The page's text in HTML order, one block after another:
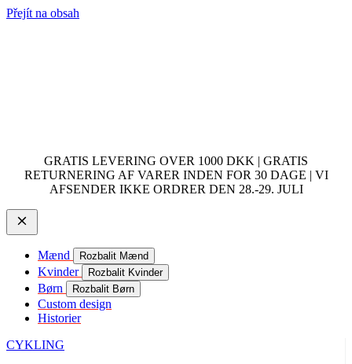
Přejít na obsah
GRATIS LEVERING OVER 1000 DKK | GRATIS
RETURNERING AF VARER INDEN FOR 30 DAGE | VI
AFSENDER IKKE ORDRER DEN 28.-29. JULI
Mænd Rozbalit Mænd
Kvinder Rozbalit Kvinder
Børn Rozbalit Børn
Custom design
Historier
CYKLING